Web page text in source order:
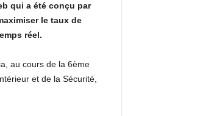
qui a été conçu par
le taux de
réel.
au cours de la 6ème
et de la Sécurité,